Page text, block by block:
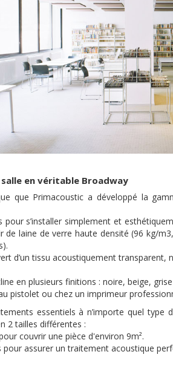
en véritable Broadway
que Primacoustic a développé la
pour s’installer simplement et
de laine de verre haute densité (96 kg/
d’un tissu acoustiquement transparent,
en plusieurs finitions : noire, beige,
pistolet ou chez un imprimeur
essentiels à n’importe quel
2 tailles différentes :
couvrir une pièce d'environ 9m².
pour assurer un traitement acoustique